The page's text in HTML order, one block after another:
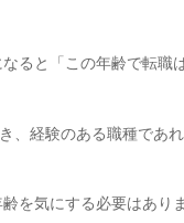
ると「この年齢で転職
、経験のある職種であ
を気にする必要はあり